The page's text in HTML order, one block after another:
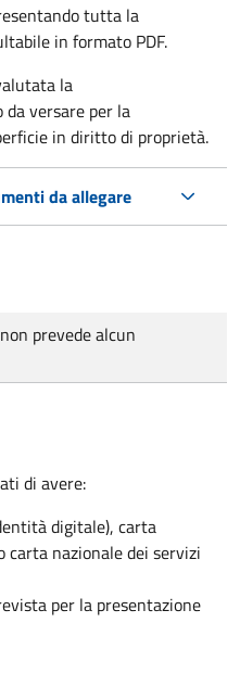
tutta la
in formato PDF.
la
versare per la
in diritto di proprietà.
da allegare
prevede alcun
di avere:
digitale), carta
carta nazionale dei servizi
per la presentazione